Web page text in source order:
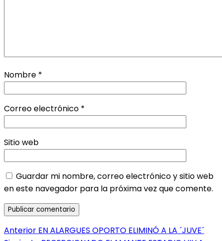
Nombre *
Correo electrónico *
Sitio web
Guardar mi nombre, correo electrónico y sitio web
en este navegador para la próxima vez que comente.
Navegación
Anterior Entrada
EN ALARGUES OPORTO ELIMINÓ A LA ´JUVE´